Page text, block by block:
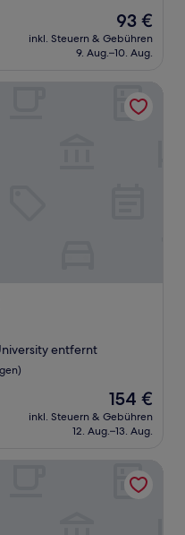
Der
Preis
beträgt
93 €
inkl. Steuern & Gebühren
9. Aug.–10. Aug.
entfernt
Der
Preis
beträgt
154 €
inkl. Steuern & Gebühren
12. Aug.–13. Aug.